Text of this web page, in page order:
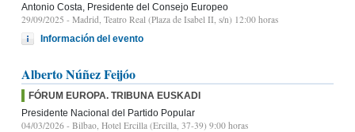
Antonio Costa, Presidente del Consejo Europeo
29/09/2025 - Madrid, Teatro Real (Plaza de Isabel II, s/n) 12:00 horas
Información del evento
Alberto Núñez Feijóo
FÓRUM EUROPA. TRIBUNA EUSKADI
Presidente Nacional del Partido Popular
04/03/2026 - Bilbao, Hotel Ercilla (Ercilla, 37-39) 9:00 horas